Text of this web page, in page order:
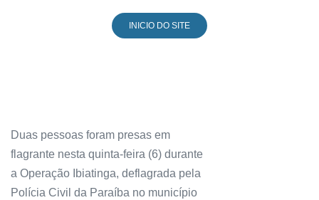
INICIO DO SITE
Duas pessoas foram presas em
flagrante nesta quinta-feira (6) durante
a Operação Ibiatinga, deflagrada pela
Polícia Civil da Paraíba no município